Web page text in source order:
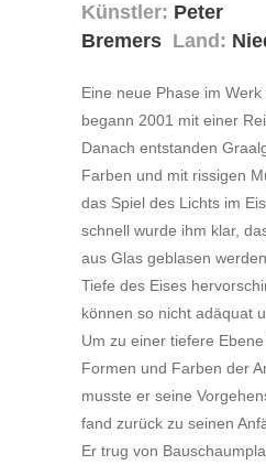
Künstler: Peter
Bremers Land:
Eine neue Phase im
begann 2001 mit einer
Danach entstanden
Farben und mit rissigen
das Spiel des Lichts im
schnell wurde ihm klar,
aus Glas geblasen
Tiefe des Eises
können so nicht adäquat
Um zu einer tiefere
Formen und Farben der
musste er seine
fand zurück zu seinen
Er trug von